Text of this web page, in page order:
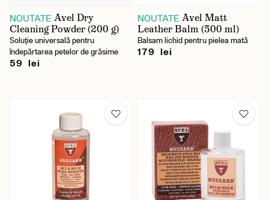
NOUTATE Avel Dry
Cleaning Powder (200 g)
Soluție universală pentru
îndepărtarea petelor de grăsime
59 lei
NOUTATE Avel Matt
Leather Balm (500 ml)
Balsam lichid pentru pielea mată
179 lei